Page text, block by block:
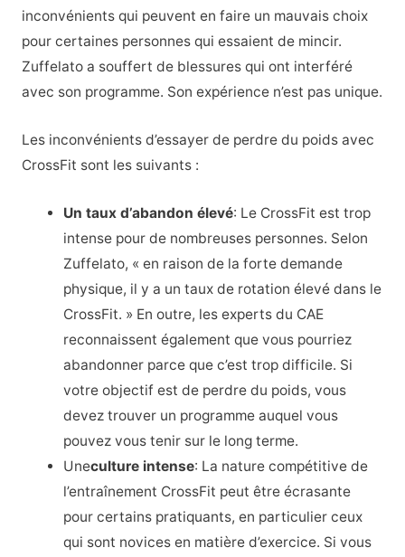
inconvénients qui peuvent en faire un mauvais choix
pour certaines personnes qui essaient de mincir.
Zuffelato a souffert de blessures qui ont interféré
avec son programme. Son expérience n’est pas unique.
Les inconvénients d’essayer de perdre du poids avec
CrossFit sont les suivants :
Un taux d’abandon élevé: Le CrossFit est trop
intense pour de nombreuses personnes. Selon
Zuffelato, « en raison de la forte demande
physique, il y a un taux de rotation élevé dans le
CrossFit. » En outre, les experts du CAE
reconnaissent également que vous pourriez
abandonner parce que c’est trop difficile. Si
votre objectif est de perdre du poids, vous
devez trouver un programme auquel vous
pouvez vous tenir sur le long terme.
Uneculture intense: La nature compétitive de
l’entraînement CrossFit peut être écrasante
pour certains pratiquants, en particulier ceux
qui sont novices en matière d’exercice. Si vous